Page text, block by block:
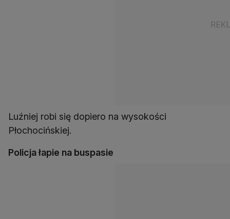
Luźniej robi się dopiero na wysokości
Płochocińskiej.
Policja łapie na buspasie